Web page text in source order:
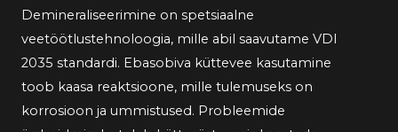
Demineraliseerimine on spetsiaalne
veetöötlustehnoloogia, mille abil saavutame VDI
2035 standardi. Ebasobiva küttevee kasutamine
toob kaasa reaktsioone, mille tulemuseks on
korrosioon ja ummistused. Probleemide